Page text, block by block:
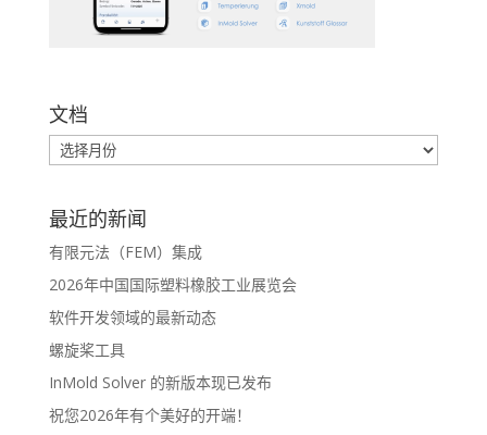
文档
最近的新闻
有限元法（FEM）集成
2026年中国国际塑料橡胶工业展览会
软件开发领域的最新动态
螺旋桨工具
InMold Solver 的新版本现已发布
祝您2026年有个美好的开端！